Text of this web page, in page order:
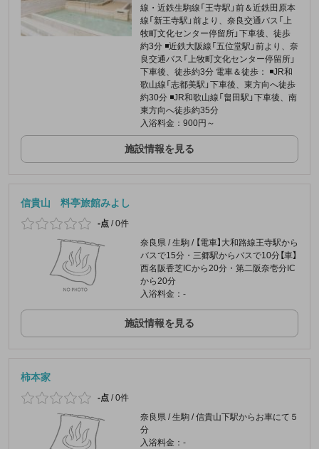
線・近鉄生駒線「王寺駅」前＆近鉄田原本
線「新王寺駅」前より、奈良交通バス「上
牧町文化センター停留所」下車後、徒歩
約3分 ◾️近鉄大阪線「五位堂駅」前より、奈
良交通バス「上牧町文化センター停留所」
下車後、徒歩約3分 電車＆徒歩： ◾️JR和
歌山線「志都美駅」下車後、東方向へ徒歩
約30分 ◾️JR和歌山線「畠田駅」下車後、南
東方向へ徒歩約35分
入浴料金：900円～
施設情報を見る
信貴山 料亭旅館みよし
-点 /0件
奈良県 / 生駒 / 【電車】大和路線王寺駅から
バスで15分・三郷駅からバスで10分【車】
西名阪香芝ICから20分・第二阪奈壱分IC
から20分
入浴料金：-
施設情報を見る
柿本家
-点 /0件
奈良県 / 生駒 / 信貴山下駅からお車にて５
分
入浴料金：-